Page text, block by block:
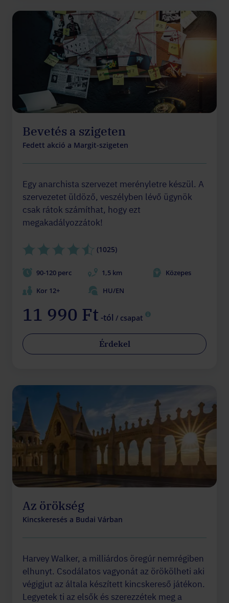
Bevetés a szigeten
Fedett akció a Margit-szigeten
Egy anarchista szervezet merényletre készül. A
szervezetet üldöző, veszélyben lévő ügynök
csak rátok számíthat, hogy ezt
megakadályozzátok!
(1025)
90-120 perc 1,5 km
Közepes
Kor 12+
HU/EN
11 990 Ft -tól / csapat
Érdekel
Az örökség
Kincskeresés a Budai Várban
Harvey Walker, a milliárdos öregúr nemrégiben
elhunyt. Csodálatos vagyonát az örökölheti aki
végigjut az általa készített kincskereső játékon.
Legyetek ti az elsők és szerezzétek meg a